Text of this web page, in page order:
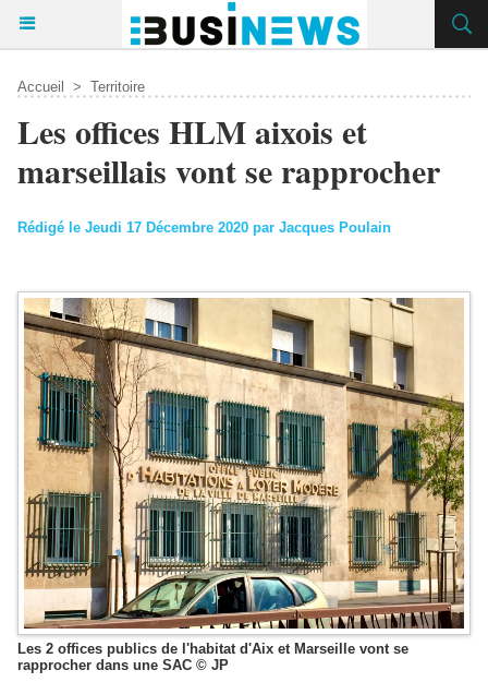
Accueil > Territoire
Les offices HLM aixois et
marseillais vont se rapprocher
Rédigé le Jeudi 17 Décembre 2020 par Jacques Poulain
Les 2 offices publics de l'habitat d'Aix et Marseille vont se
rapprocher dans une SAC © JP